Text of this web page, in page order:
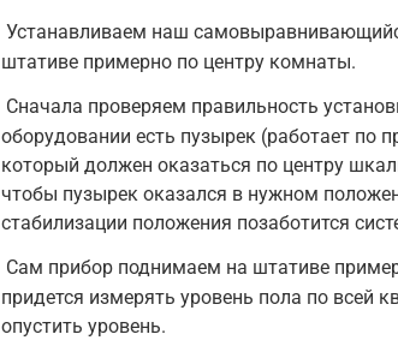
Устанавливаем наш
штативе примерно по центру комнаты.
Сначала проверяем правильность
оборудовании есть пузырек (работает по
который должен оказаться по центру
чтобы пузырек оказался в нужном
стабилизации положения позаботится
Сам прибор поднимаем на штативе
придется измерять уровень пола по всей
опустить уровень.